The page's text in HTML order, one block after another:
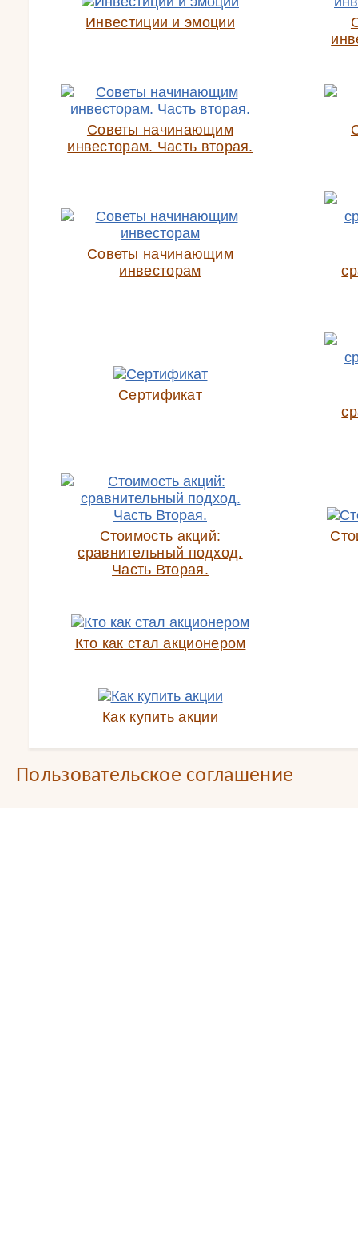
Инвестиции и эмоции
Советы начинающим
инвесторам. Часть вторая.
Советы начинающим
инвесторам
Сертификат
Стоимость акций:
сравнительный подход.
Часть Вторая.
Кто как стал акционером
Как купить акции
Пользовательское соглашение